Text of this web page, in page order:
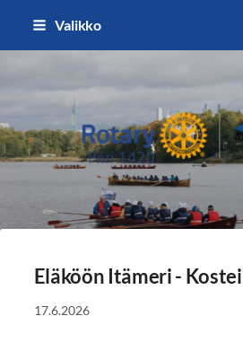
Siirry
Valikko
Eläköön Itämeri -
17.6.2026